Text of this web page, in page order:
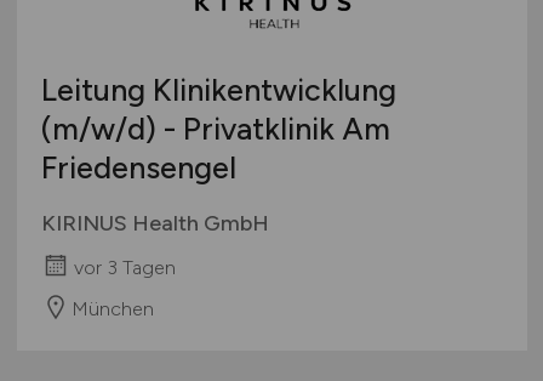
Leitung Klinikentwicklung
(m/w/d) - Privatklinik Am
Friedensengel
KIRINUS Health GmbH
vor 3 Tagen
München